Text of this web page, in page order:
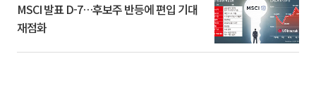
MSCI 발표 D-7…후보주 반등에 편입 기대
재점화